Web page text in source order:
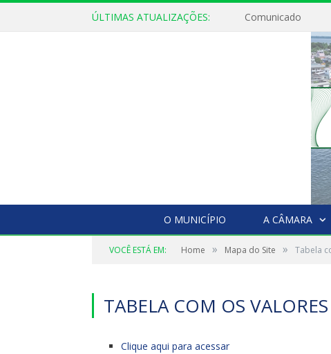
ÚLTIMAS ATUALIZAÇÕES: Comunicado
O MUNICÍPIO A CÂMARA
VOCÊ ESTÁ EM: Home » Mapa do Site » Tabela
TABELA COM OS
Clique aqui para acessar